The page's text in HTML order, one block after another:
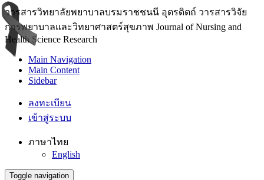
วารสารวิทยาลัยพยาบาลบรมราชชนนี อุตรดิตถ์ วารสารวิจัย
การพยาบาลและวิทยาศาสตร์สุขภาพ Journal of Nursing and
Health Science Research
Main Navigation
Main Content
Sidebar
ลงทะเบียน
เข้าสู่ระบบ
ภาษาไทย
English
Toggle navigation